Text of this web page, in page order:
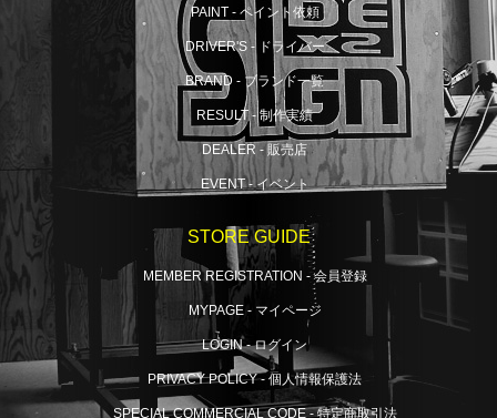
PAINT - ペイント依頼
DRIVER'S - ドライバー
BRAND - ブランド一覧
RESULT - 制作実績
DEALER - 販売店
EVENT - イベント
STORE GUIDE
MEMBER REGISTRATION - 会員登録
MYPAGE - マイページ
LOGIN - ログイン
PRIVACY POLICY - 個人情報保護法
SPECIAL COMMERCIAL CODE - 特定商取引法